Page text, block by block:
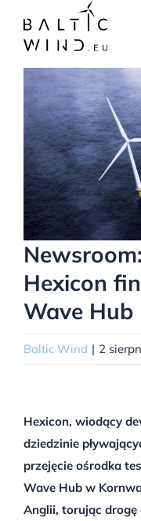
zawartości
Pokaż
większy
obrazek
Hexicon
Wave Hub
Baltic Wind | 2
Hexicon, wiodący
dziedzinie
przejęcie ośrodka
Wave Hub w
Anglii, torując